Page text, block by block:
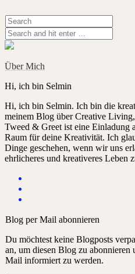
Über Mich
Hi, ich bin Selmin
Hi, ich bin Selmin. Ich bin die
meinem Blog über Creative
Tweed & Greet ist eine Einladung
Raum für deine Kreativität. Ich
Dinge geschehen, wenn wir uns
ehrlicheres und kreativeres Leben
Blog per Mail abonnieren
Du möchtest keine Blogposts
an, um diesen Blog zu abonnieren
Mail informiert zu werden.